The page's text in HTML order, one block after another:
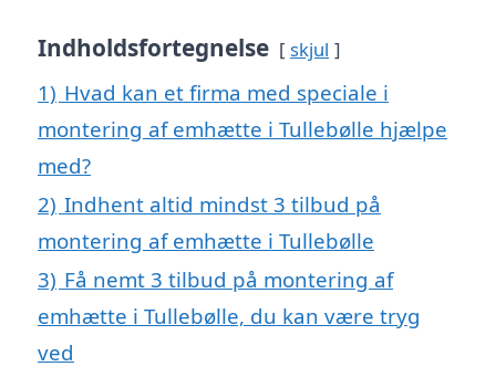
Indholdsfortegnelse skjul
1) Hvad kan et firma med speciale i
montering af emhætte i Tullebølle hjælpe
med?
2) Indhent altid mindst 3 tilbud på
montering af emhætte i Tullebølle
3) Få nemt 3 tilbud på montering af
emhætte i Tullebølle, du kan være tryg
ved